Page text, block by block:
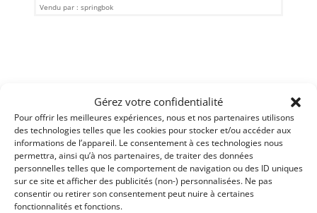
Gérez votre confidentialité
Pour offrir les meilleures expériences, nous et nos partenaires utilisons
des technologies telles que les cookies pour stocker et/ou accéder aux
informations de l’appareil. Le consentement à ces technologies nous
permettra, ainsi qu’à nos partenaires, de traiter des données
personnelles telles que le comportement de navigation ou des ID uniques
sur ce site et afficher des publicités (non-) personnalisées. Ne pas
consentir ou retirer son consentement peut nuire à certaines
fonctionnalités et fonctions.
Vendu par : springbok